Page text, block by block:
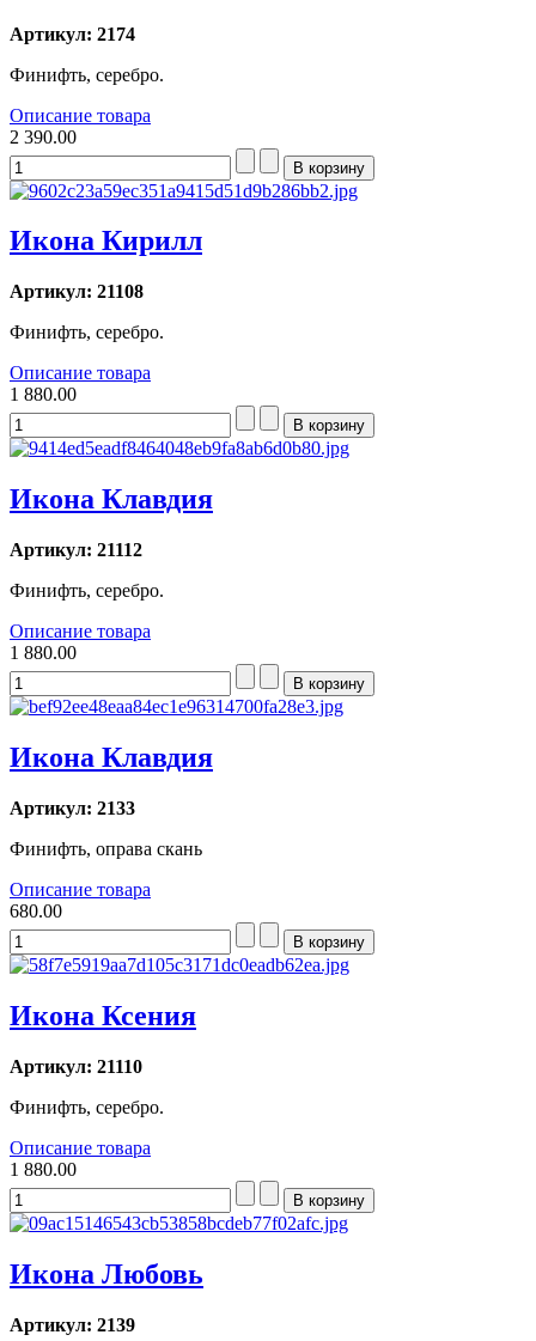
Артикул: 2174
Финифть, серебро.
Описание товара
2 390.00
Икона Кирилл
Артикул: 21108
Финифть, серебро.
Описание товара
1 880.00
Икона Клавдия
Артикул: 21112
Финифть, серебро.
Описание товара
1 880.00
Икона Клавдия
Артикул: 2133
Финифть, оправа скань
Описание товара
680.00
Икона Ксения
Артикул: 21110
Финифть, серебро.
Описание товара
1 880.00
Икона Любовь
Артикул: 2139